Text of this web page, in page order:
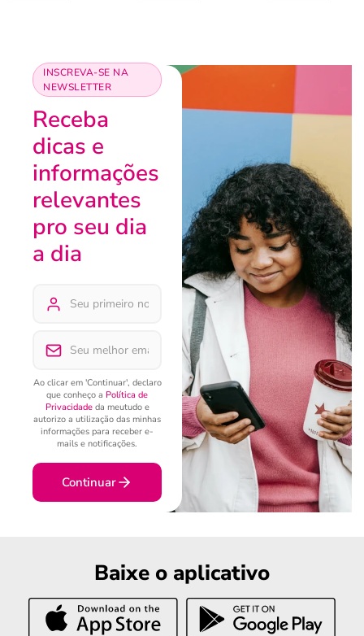
INSCREVA-SE NA
NEWSLETTER
Receba
dicas e
informações
relevantes
pro seu dia
a dia
Ao clicar em 'Continuar', declaro
que conheço a Política de
Privacidadeda meutudo e
autorizo a utilização das minhas
informações para receber e-
mails e notificações.
Continuar
Baixe o aplicativo